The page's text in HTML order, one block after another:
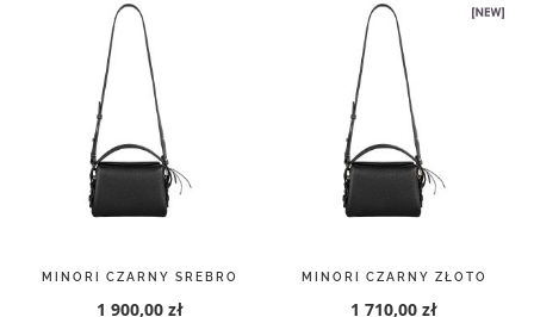
MINORI CZARNY SREBRO
1 900,00 zł
MINORI CZARNY ZŁOTO
1 710,00 zł